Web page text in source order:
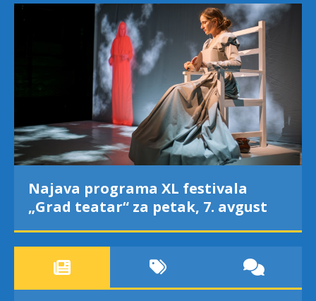
Najava programa XL festivala
„Grad teatar“ za petak, 7. avgust